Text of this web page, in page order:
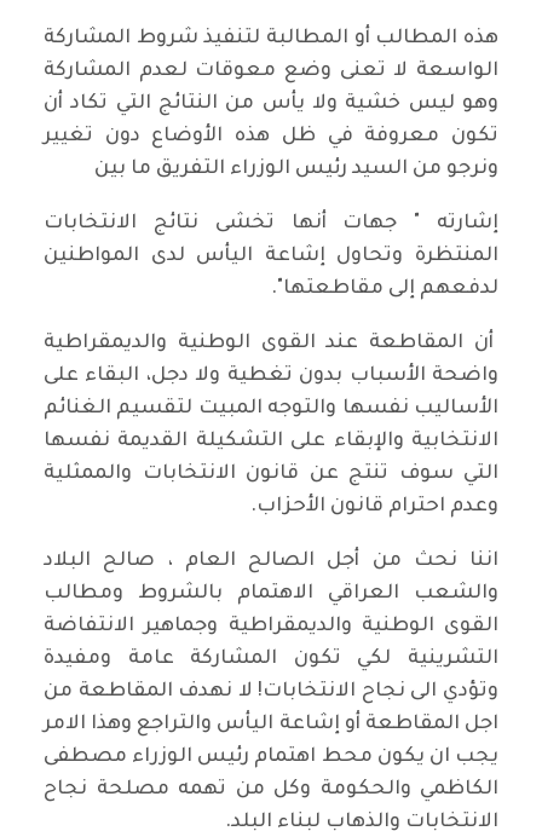
هذه المطالب أو المطالبة لتنفيذ شروط المشاركة
الواسعة لا تعنى وضع معوقات لعدم المشاركة
وهو ليس خشية ولا يأس من النتائج التي تكاد أن
تكون معروفة في ظل هذه الأوضاع دون تغيير
ونرجو من السيد رئيس الوزراء التفريق ما بين
إشارته " جهات أنها تخشى نتائج الانتخابات
المنتظرة وتحاول إشاعة اليأس لدى المواطنين
لدفعهم إلى مقاطعتها".
أن المقاطعة عند القوى الوطنية والديمقراطية
واضحة الأسباب بدون تغطية ولا دجل، البقاء على
الأساليب نفسها والتوجه المبيت لتقسيم الغنائم
الانتخابية والإبقاء على التشكيلة القديمة نفسها
التي سوف تنتج عن قانون الانتخابات والممثلية
وعدم احترام قانون الأحزاب.
اننا نحث من أجل الصالح العام ، صالح البلاد
والشعب العراقي الاهتمام بالشروط ومطالب
القوى الوطنية والديمقراطية وجماهير الانتفاضة
التشرينية لكي تكون المشاركة عامة ومفيدة
وتؤدي الى نجاح الانتخابات! لا نهدف المقاطعة من
اجل المقاطعة أو إشاعة اليأس والتراجع وهذا الامر
يجب ان يكون محط اهتمام رئيس الوزراء مصطفى
الكاظمي والحكومة وكل من تهمه مصلحة نجاح
الانتخابات والذهاب لبناء البلد.